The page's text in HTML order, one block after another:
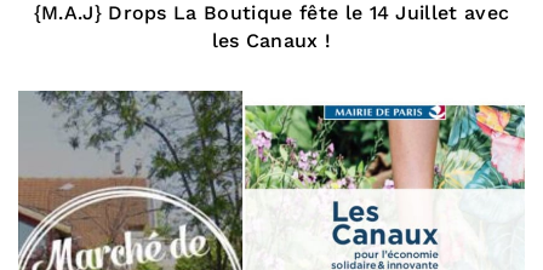
{M.A.J} Drops La Boutique fête le 14 Juillet avec
les Canaux !